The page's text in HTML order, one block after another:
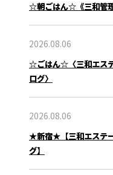
☆朝ごはん☆《三和管
2026.08.06
☆ごはん☆〈三和エス
ログ〉
2026.08.06
★新宿★【三和エステ
グ】